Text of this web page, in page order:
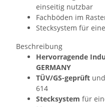
einseitig nutzbar
Fachböden im
Stecksystem für
Beschreibung
Hervorragende
GERMANY
TÜV/GS-geprüft und
614
Stecksystem für